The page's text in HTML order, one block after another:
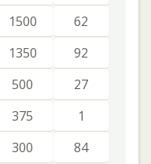
1500
62
1350
92
500
27
375
1
300 84